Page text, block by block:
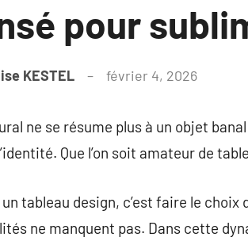
pour
KESTEL février 4, 2026
ne se résume plus à un objet
Que l’on soit amateur de
tableau design, c’est faire le
ne manquent pas. Dans cette